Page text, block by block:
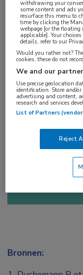
Log hier in
Login of
Bronnen:
Tags:
sarcoïdose
withdrawing your
some content and ads
resurface this menu to
time by clicking the
webpage [or the
applicable]. Your
details, refer to our
Would you rather not?
cookies, these do not
We and our
Use precise geolocation
identification. Store and/
advertising and content,
research and services
List of Partners
Reject